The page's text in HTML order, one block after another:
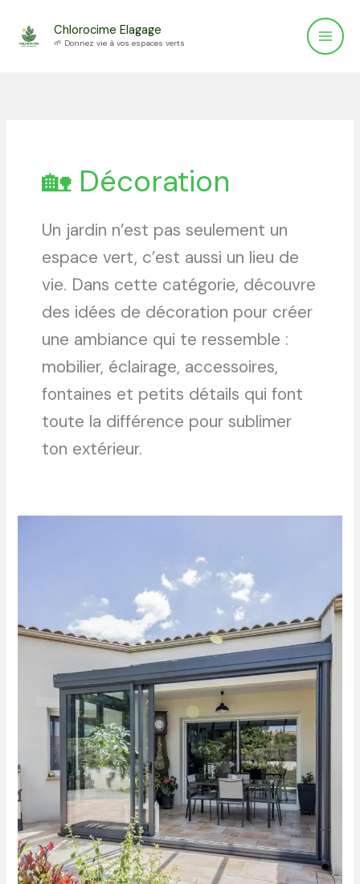
Chlorocime Elagage
🌱 Donnez vie à vos espaces verts
🏡 Décoration
Un jardin n’est pas seulement un
espace vert, c’est aussi un lieu de
vie. Dans cette catégorie, découvre
des idées de décoration pour créer
une ambiance qui te ressemble :
mobilier, éclairage, accessoires,
fontaines et petits détails qui font
toute la différence pour sublimer
ton extérieur.
quel
votre
extension
en
2026